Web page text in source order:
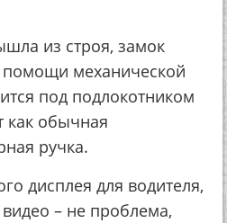
из строя, замок
механической
под подлокотником
как обычная
ручка.
дисплея для водителя,
– не проблема,